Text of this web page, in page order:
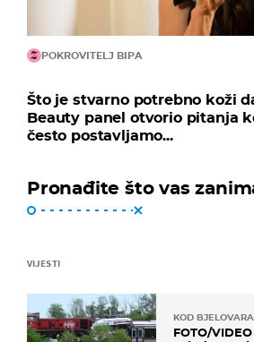
POKROVITELJ BIPA
Što je stvarno potrebno koži
Beauty panel otvorio pitanja
često postavljamo...
Pronađite što vas
VIJESTI
KOD BJELOVARA
FOTO/